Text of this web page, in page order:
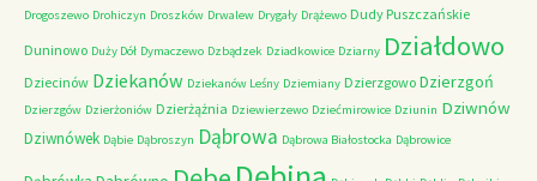
Drogoszewo Drohiczyn Droszków Drwalew Drygały Drążewo Dudy Puszczańskie
Duninowo Duży Dół Dymaczewo Dzbądzek Dziadkowice Dziarny Działdowo
Dziecinów Dziekanów Dziekanów Leśny Dziemiany Dzierzgowo Dzierzgoń
Dzierzgów Dzierżoniów Dzierżążnia Dziewierzewo Dziećmirowice Dziunin Dziwnów
Dziwnówek Dąbie Dąbroszyn Dąbrowa Dąbrowa Białostocka Dąbrowice